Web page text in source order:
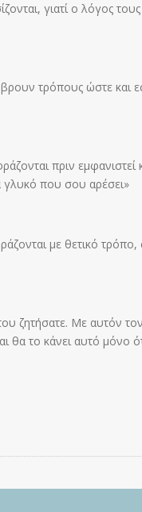
γιατί ο λόγος τους
τρόπους ώστε και
πριν
γλυκό που σου αρέσει»
με θετικό
ζητήσατε. Με αυτόν
θα το κάνει αυτό μόνο